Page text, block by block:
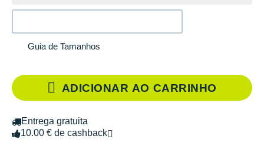
Guia de Tamanhos
ADICIONAR AO CARRINHO
Entrega gratuita
10.00 € de cashback